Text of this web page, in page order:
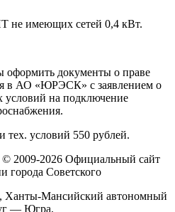
не имеющих сетей 0,4 кВт.
оформить документы о праве
в АО «ЮРЭСК» с заявлением о
условий на подключение
тех. условий 550 рублей.
© 2009-2026 Официальный сайт
города Советского
Ханты-Мансийский автономный
— Югра,